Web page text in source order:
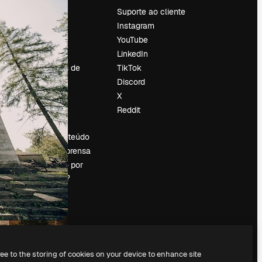
Sobre nós
Reviews
Emprego
Tendências de
pesquisa
Blog
Eventos
Slidesgo
Vender conteúdo
Sala de imprensa
Procurando por
magnific.ai?
Suporte ao cliente
Instagram
YouTube
LinkedIn
TikTok
Discord
X
Reddit
to the storing of cookies on your device to enhance site